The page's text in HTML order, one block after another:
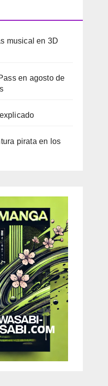
musical en 3D
en agosto de
pirata en los